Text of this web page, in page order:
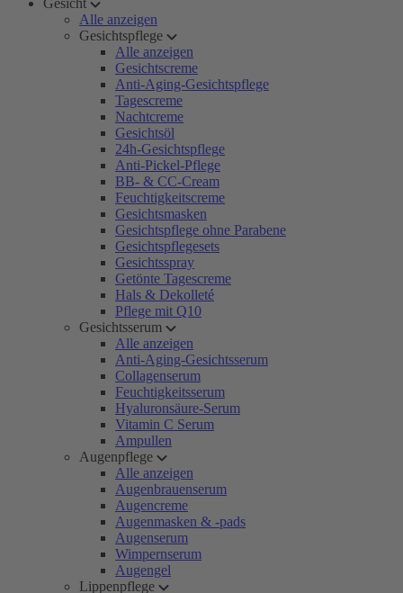
Gesicht
Alle anzeigen
Gesichtspflege
Alle anzeigen
Gesichtscreme
Anti-Aging-Gesichtspflege
Tagescreme
Nachtcreme
Gesichtsöl
24h-Gesichtspflege
Anti-Pickel-Pflege
BB- & CC-Cream
Feuchtigkeitscreme
Gesichtsmasken
Gesichtspflege ohne Parabene
Gesichtspflegesets
Gesichtsspray
Getönte Tagescreme
Hals & Dekolleté
Pflege mit Q10
Gesichtsserum
Alle anzeigen
Anti-Aging-Gesichtsserum
Collagenserum
Feuchtigkeitsserum
Hyaluronsäure-Serum
Vitamin C Serum
Ampullen
Augenpflege
Alle anzeigen
Augenbrauenserum
Augencreme
Augenmasken & -pads
Augenserum
Wimpernserum
Augengel
Lippenpflege